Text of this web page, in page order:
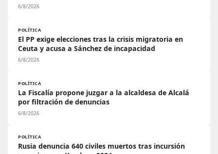
6/8/2026
POLÍTICA
El PP exige elecciones tras la crisis migratoria en
Ceuta y acusa a Sánchez de incapacidad
6/8/2026
POLÍTICA
La Fiscalía propone juzgar a la alcaldesa de Alcalá
por filtración de denuncias
6/8/2026
POLÍTICA
Rusia denuncia 640 civiles muertos tras incursión